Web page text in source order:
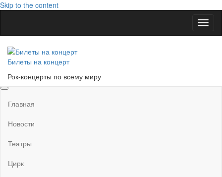
Skip to the content
Билеты на концерт
Рок-концерты по всему миру
Главная
Новости
Театры
Цирк